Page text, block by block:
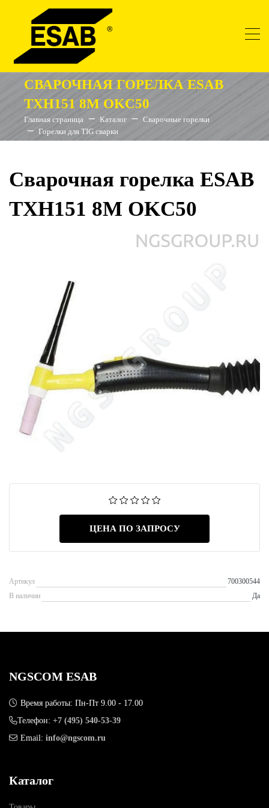
СВАРОЧНАЯ ГОРЕЛКА ESAB
TXH151 8M OKC50
Главная страница Каталог
Сварочные горелки
Горелки для TIG сварки
Сварочная горелка ESAB
TXH151 8M OKC50
ЦЕНА ПО ЗАПРОСУ
Артикул
700300544
В наличии
Да
NGSCOM ESAB
Время работы: Пн-Пт 9.00 - 17.00
Телефон: +7 (495) 540-53-39
Email: info@ngscom.ru
Каталог